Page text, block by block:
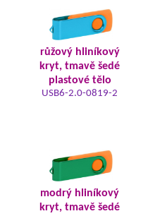
růžový hliníkový
kryt, tmavě šedé
plastové tělo
USB6-2.0-0819-2
modrý hliníkový
kryt, tmavě šedé